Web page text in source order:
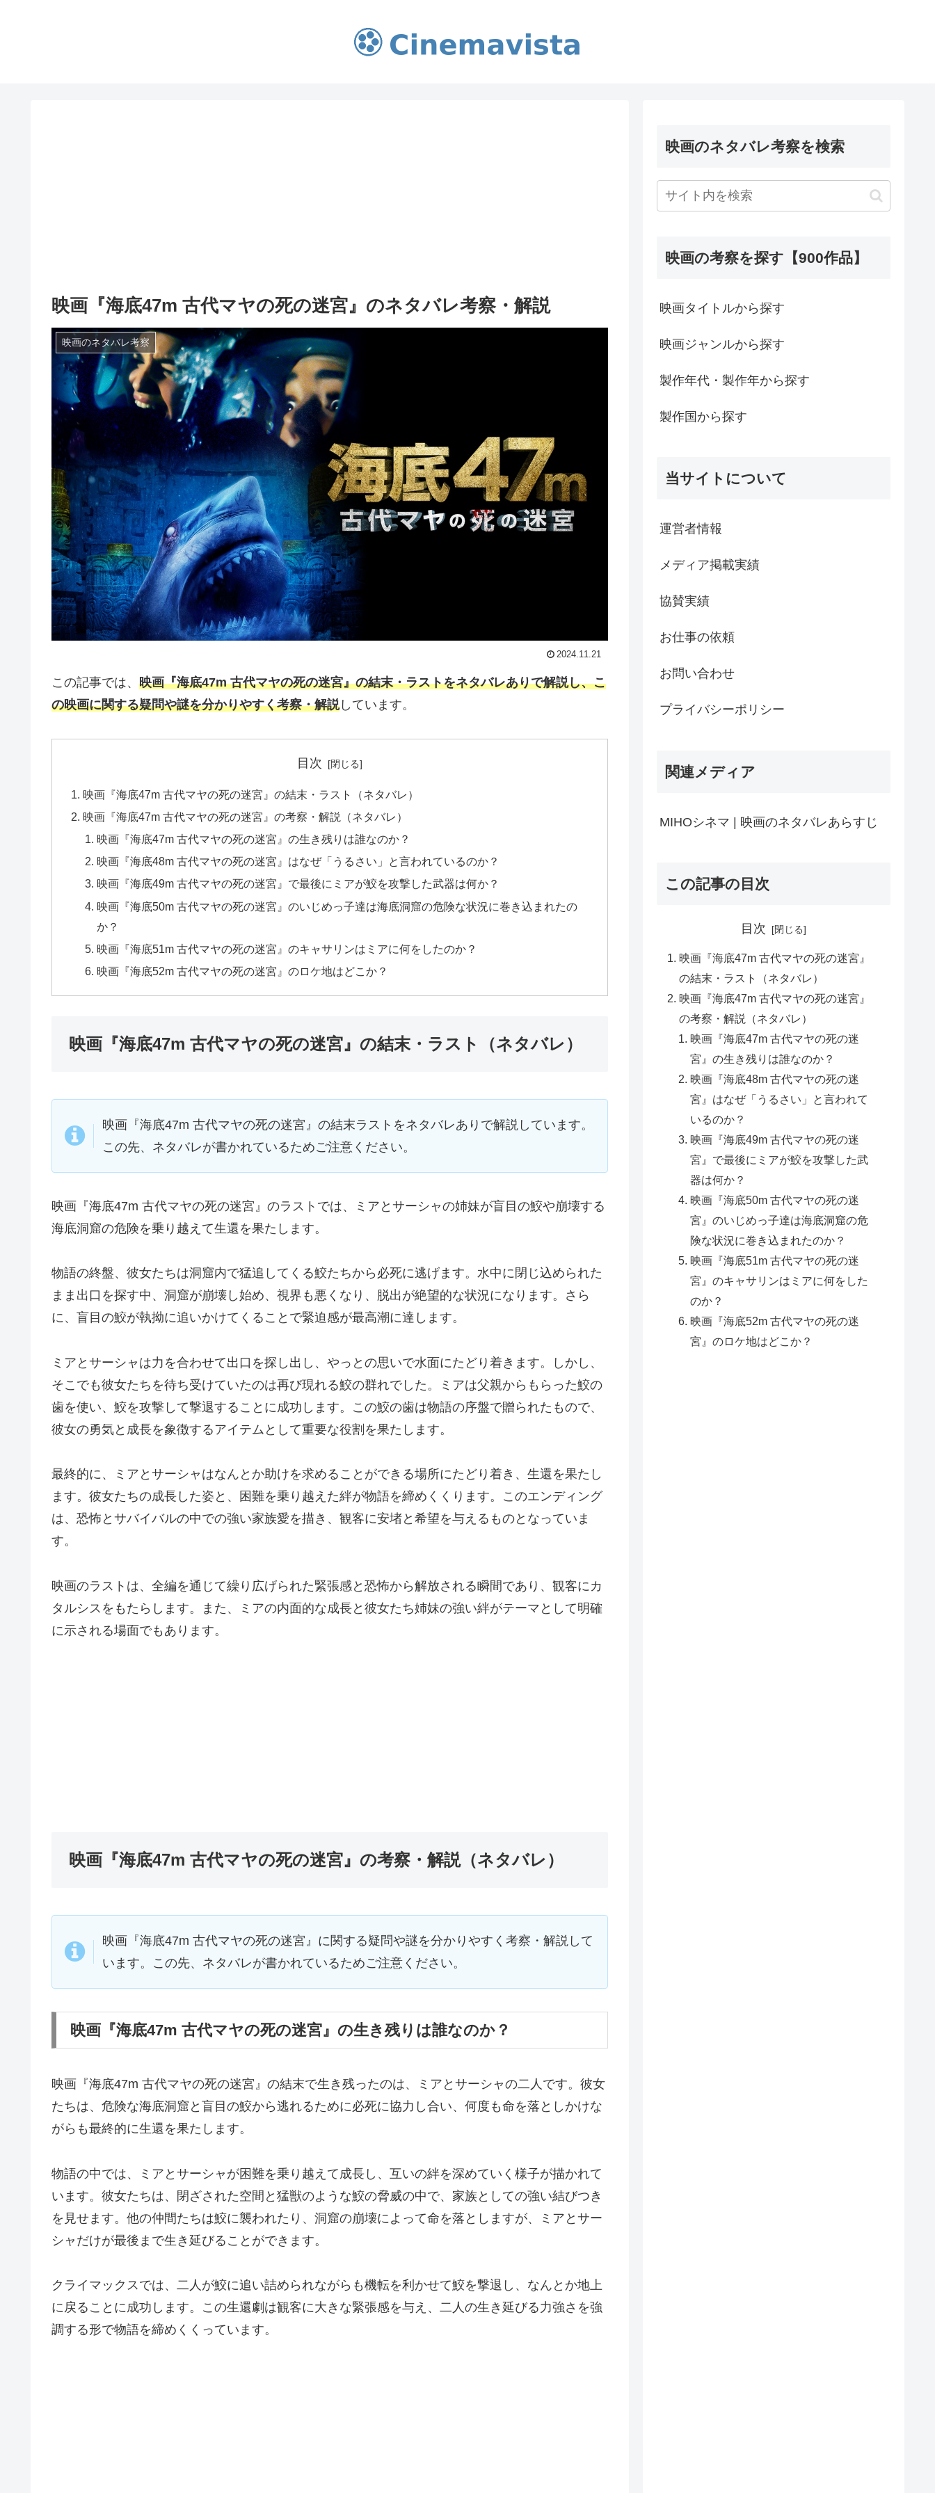
映画『海底47m 古代マヤの死の迷宮』のネタバレ考察・解説
映画のネタバレ考察
2024.11.21
この記事では、 映画『海底47m 古代マヤの死の迷宮』の結末・ラストをネタバレありで解説し、こ
の映画に関する疑問や謎を分かりやすく考察・解説しています。
目次
映画『海底47m 古代マヤの死の迷宮』の結末・ラスト（ネタバレ）
映画『海底47m 古代マヤの死の迷宮』の考察・解説（ネタバレ）
映画『海底47m 古代マヤの死の迷宮』の生き残りは誰なのか？
映画『海底48m 古代マヤの死の迷宮』はなぜ「うるさい」と言われているのか？
映画『海底49m 古代マヤの死の迷宮』で最後にミアが鮫を攻撃した武器は何か？
映画『海底50m 古代マヤの死の迷宮』のいじめっ子達は海底洞窟の危険な状況に巻き込まれたの
か？
映画『海底51m 古代マヤの死の迷宮』のキャサリンはミアに何をしたのか？
映画『海底52m 古代マヤの死の迷宮』のロケ地はどこか？
映画『海底47m 古代マヤの死の迷宮』の結末・ラスト（ネタバレ）
映画『海底47m 古代マヤの死の迷宮』の結末ラストをネタバレありで解説しています。
この先、ネタバレが書かれているためご注意ください。
映画『海底47m 古代マヤの死の迷宮』のラストでは、ミアとサーシャの姉妹が盲目の鮫や崩壊する
海底洞窟の危険を乗り越えて生還を果たします。
物語の終盤、彼女たちは洞窟内で猛追してくる鮫たちから必死に逃げます。水中に閉じ込められた
まま出口を探す中、洞窟が崩壊し始め、視界も悪くなり、脱出が絶望的な状況になります。さら
に、盲目の鮫が執拗に追いかけてくることで緊迫感が最高潮に達します。
ミアとサーシャは力を合わせて出口を探し出し、やっとの思いで水面にたどり着きます。しかし、
そこでも彼女たちを待ち受けていたのは再び現れる鮫の群れでした。ミアは父親からもらった鮫の
歯を使い、鮫を攻撃して撃退することに成功します。この鮫の歯は物語の序盤で贈られたもので、
彼女の勇気と成長を象徴するアイテムとして重要な役割を果たします。
最終的に、ミアとサーシャはなんとか助けを求めることができる場所にたどり着き、生還を果たし
ます。彼女たちの成長した姿と、困難を乗り越えた絆が物語を締めくくります。このエンディング
は、恐怖とサバイバルの中での強い家族愛を描き、観客に安堵と希望を与えるものとなっていま
す。
映画のラストは、全編を通じて繰り広げられた緊張感と恐怖から解放される瞬間であり、観客にカ
タルシスをもたらします。また、ミアの内面的な成長と彼女たち姉妹の強い絆がテーマとして明確
に示される場面でもあります。
映画『海底47m 古代マヤの死の迷宮』の考察・解説（ネタバレ）
映画『海底47m 古代マヤの死の迷宮』に関する疑問や謎を分かりやすく考察・解説して
います。この先、ネタバレが書かれているためご注意ください。
映画『海底47m 古代マヤの死の迷宮』の生き残りは誰なのか？
映画『海底47m 古代マヤの死の迷宮』の結末で生き残ったのは、ミアとサーシャの二人です。彼女
たちは、危険な海底洞窟と盲目の鮫から逃れるために必死に協力し合い、何度も命を落としかけな
がらも最終的に生還を果たします。
物語の中では、ミアとサーシャが困難を乗り越えて成長し、互いの絆を深めていく様子が描かれて
います。彼女たちは、閉ざされた空間と猛獣のような鮫の脅威の中で、家族としての強い結びつき
を見せます。他の仲間たちは鮫に襲われたり、洞窟の崩壊によって命を落としますが、ミアとサー
シャだけが最後まで生き延びることができます。
クライマックスでは、二人が鮫に追い詰められながらも機転を利かせて鮫を撃退し、なんとか地上
に戻ることに成功します。この生還劇は観客に大きな緊張感を与え、二人の生き延びる力強さを強
調する形で物語を締めくくっています。
映画のネタバレ考察を検索
映画の考察を探す【900作品】
映画タイトルから探す
映画ジャンルから探す
製作年代・製作年から探す
製作国から探す
当サイトについて
運営者情報
メディア掲載実績
協賛実績
お仕事の依頼
お問い合わせ
プライバシーポリシー
関連メディア
MIHOシネマ | 映画のネタバレあらすじ
この記事の目次
目次
映画『海底47m 古代マヤの死の迷宮』
の結末・ラスト（ネタバレ）
映画『海底47m 古代マヤの死の迷宮』
の考察・解説（ネタバレ）
映画『海底47m 古代マヤの死の迷
宮』の生き残りは誰なのか？
映画『海底48m 古代マヤの死の迷
宮』はなぜ「うるさい」と言われて
いるのか？
映画『海底49m 古代マヤの死の迷
宮』で最後にミアが鮫を攻撃した武
器は何か？
映画『海底50m 古代マヤの死の迷
宮』のいじめっ子達は海底洞窟の危
険な状況に巻き込まれたのか？
映画『海底51m 古代マヤの死の迷
宮』のキャサリンはミアに何をした
のか？
映画『海底52m 古代マヤの死の迷
宮』のロケ地はどこか？